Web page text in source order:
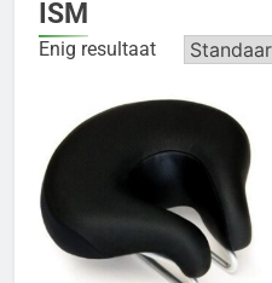
ISM
Enig resultaat